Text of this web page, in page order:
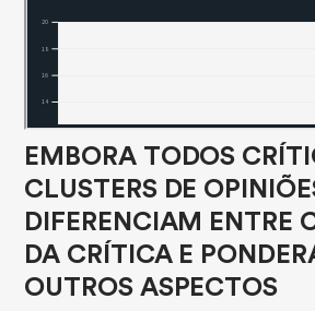
EMBORA TODOS
CLUSTERS DE
DIFERENCIAM ENTRE
DA CRÍTICA E
OUTROS ASPECTOS